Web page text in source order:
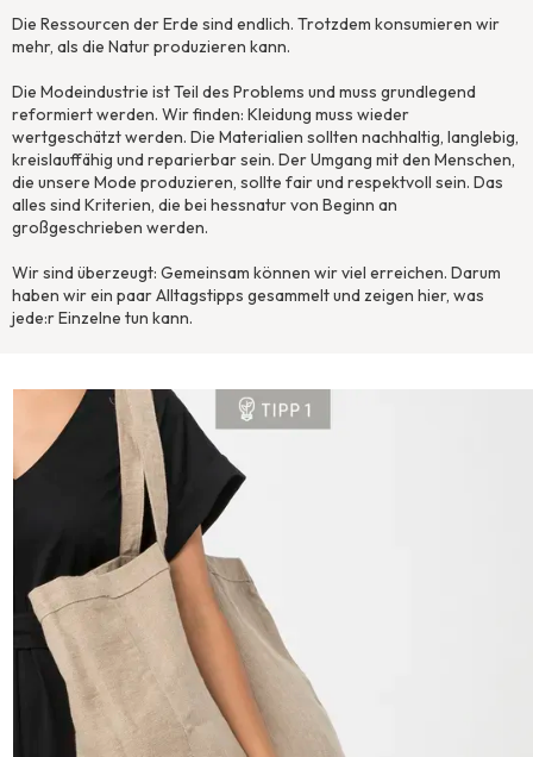
Die Ressourcen der Erde sind endlich. Trotzdem konsumieren wir
mehr, als die Natur produzieren kann.
Die Modeindustrie ist Teil des Problems und muss grundlegend
reformiert werden. Wir finden: Kleidung muss wieder
wertgeschätzt werden. Die Materialien sollten nachhaltig, langlebig,
kreislauffähig und reparierbar sein. Der Umgang mit den Menschen,
die unsere Mode produzieren, sollte fair und respektvoll sein. Das
alles sind Kriterien, die bei hessnatur von Beginn an
großgeschrieben werden.
Wir sind überzeugt: Gemeinsam können wir viel erreichen. Darum
haben wir ein paar Alltagstipps gesammelt und zeigen hier, was
jede:r Einzelne tun kann.